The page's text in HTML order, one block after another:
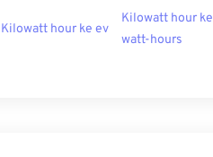
Kilowatt hour ke ev
Kilowatt hour ke
watt-hours